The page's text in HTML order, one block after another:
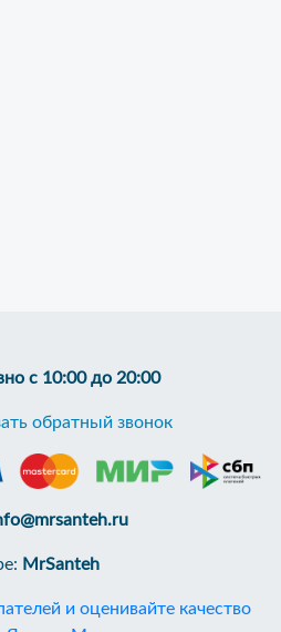
с 10:00 до 20:00
обратный звонок
MrSanteh